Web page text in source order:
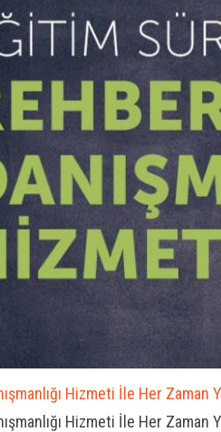
Hizmeti İle Her Zaman
Hizmeti İle Her Zaman